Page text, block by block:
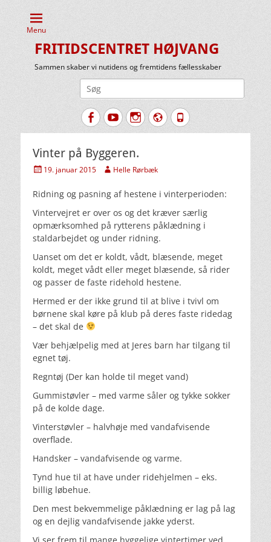
Menu
FRITIDSCENTRET HØJVANG
Sammen skaber vi nutidens og fremtidens fællesskaber
FacebookYouTubeInstagram
Website
Tlf.
Vinter på Byggeren.
Udgivet
19. januar 2015 Forfatter
Helle Rørbæk
Ridning og pasning af hestene i vinterperioden:
Vintervejret er over os og det kræver særlig
opmærksomhed på rytterens påklædning i
staldarbejdet og under ridning.
Uanset om det er koldt, vådt, blæsende, meget
koldt, meget vådt eller meget blæsende, så rider
og passer de faste ridehold hestene.
Hermed er der ikke grund til at blive i tvivl om
børnene skal køre på klub på deres faste ridedag
– det skal de
Vær behjælpelig med at Jeres barn har tilgang til
egnet tøj.
Regntøj (Der kan holde til meget vand)
Gummistøvler – med varme såler og tykke sokker
på de kolde dage.
Vinterstøvler – halvhøje med vandafvisende
overflade.
Handsker – vandafvisende og varme.
Tynd hue til at have under ridehjelmen – eks.
billig løbehue.
Den mest bekvemmelige påklædning er lag på lag
og en dejlig vandafvisende jakke yderst.